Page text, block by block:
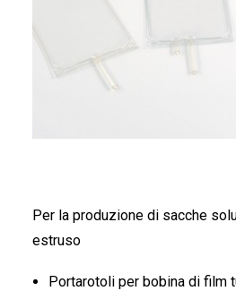
Per la produzione di sacche
estruso
Portarotoli per bobina di film